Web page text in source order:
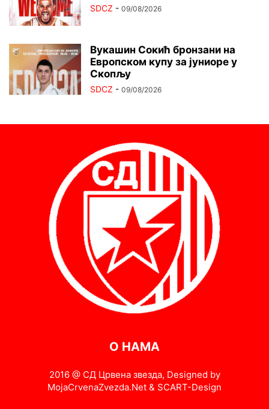
SDCZ - 09/08/2026
Вукашин Сокић бронзани на
Европском купу за јуниоре у
Скопљу
SDCZ - 09/08/2026
О НАМА
2016 @ СД Црвена звезда, Designed by
MojaCrvenaZvezda.Net & SCART-Design